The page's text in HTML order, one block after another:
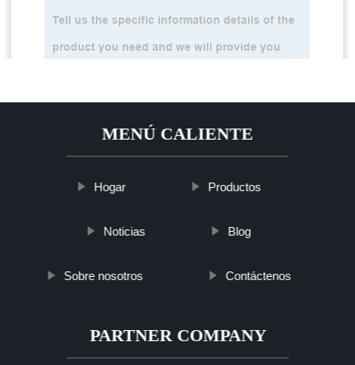
MENÚ CALIENTE
Hogar Productos
Noticias Blog
Sobre nosotros Contáctenos
PARTNER COMPANY